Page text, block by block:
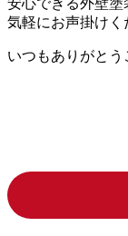
気軽にお声掛けく
いつもありがとう